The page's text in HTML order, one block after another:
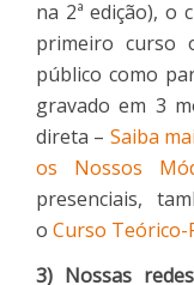
na 2ª edição), o
primeiro curso
público como
gravado em 3
direta – Saiba
os Nossos
presenciais,
o Curso
3) Nossas